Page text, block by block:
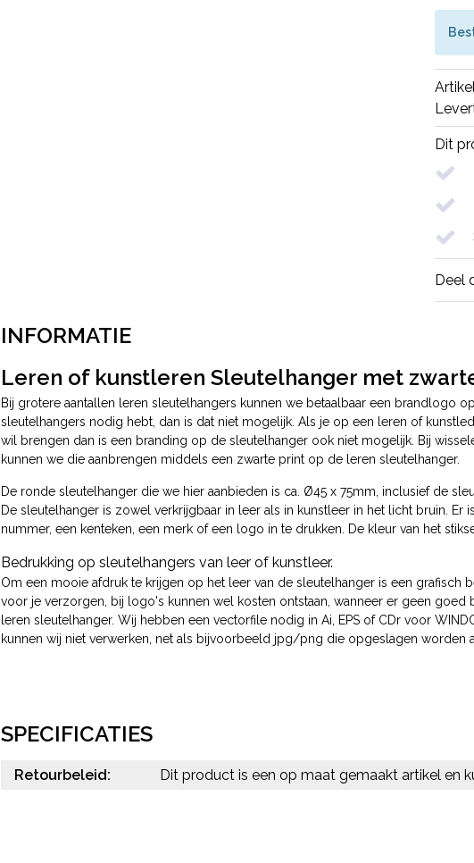
Dit
Deel
INFORMATIE
Leren of kunstleren Sleutelhanger met
Bij grotere aantallen leren sleutelhangers kunnen we betaalbaar een brandlogo
sleutelhangers nodig hebt, dan is dat niet mogelijk. Als je op een leren of
wil brengen dan is een branding op de sleutelhanger ook niet mogelijk. Bij
kunnen we die aanbrengen middels een zwarte print op de leren sleutelhanger.
De ronde sleutelhanger die we hier aanbieden is ca. Ø45 x 75mm, inclusief de
De sleutelhanger is zowel verkrijgbaar in leer als in kunstleer in het licht bruin.
nummer, een kenteken, een merk of een logo in te drukken. De kleur van het
Bedrukking op sleutelhangers van leer of kunstleer.
Om een mooie afdruk te krijgen op het leer van de sleutelhanger is een grafisch
voor je verzorgen, bij logo's kunnen wel kosten ontstaan, wanneer er geen
leren sleutelhanger. Wij hebben een vectorfile nodig in Ai, EPS of CDr voor
kunnen wij niet verwerken, net als bijvoorbeeld jpg/png die opgeslagen worden
SPECIFICATIES
Retourbeleid: Dit product is een op maat gemaakt artikel en